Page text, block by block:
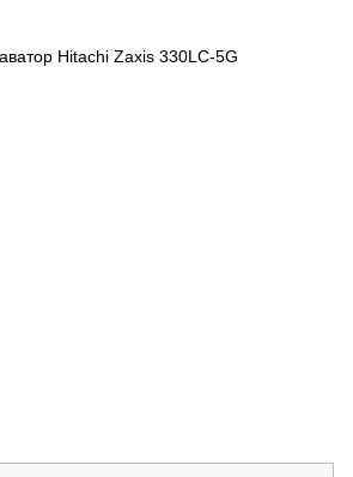
Hitachi Zaxis 330LC-5G